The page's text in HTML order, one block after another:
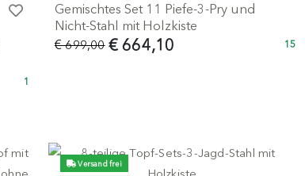
1
Gemischtes Set 11 Piefe-3-Pry und
Nicht-Stahl mit Holzkiste
€ 664,10
€ 699,00 15
Versand frei